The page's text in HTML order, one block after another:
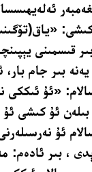
قىسمىنى
يەنە بىر جام
«ئۇ ئىككى
ئۇ كىشى ئۇ
ئۇ
، بىر ئادەم: